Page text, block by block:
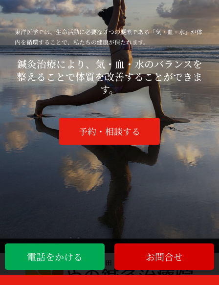
東洋医学では、生命活動に必要な３つの要素である「気・血・水」が体
内を循環することで、私たちの健康が保たれます。
鍼灸治療により、気・血・水のバランスを
整えることで体質を改善することができま
す。
予約・相談する
電話をかける お問合せ